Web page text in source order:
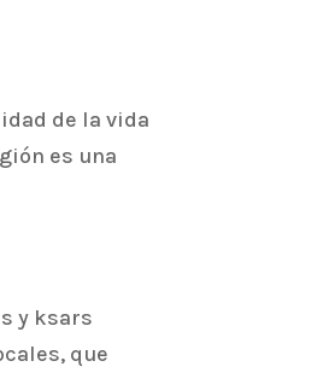
de la vida
es una
y ksars
que